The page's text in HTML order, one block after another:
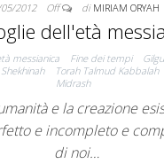
2012 Off di MIRIAM ORYAH
dell'età
messianica Fine dei tempi
Shekhinah Torah Talmud Kabbalah
Midrash
e la creazione
e incompleto e
di noi…